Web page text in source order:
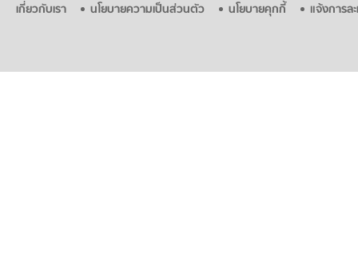
เกี่ยวกับเรา นโยบายความเป็นส่วนตัว นโยบายคุกกี้ แจ้งการล